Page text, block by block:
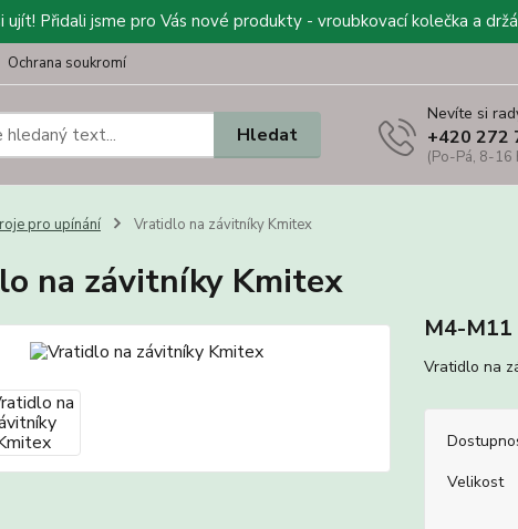
ujít! Přidali jsme pro Vás nové produkty - vroubkovací kolečka a
Ochrana soukromí
Hledat
Nevíte si
+420 272
(Po-Pá, 8-16
pro upínání Vratidlo na závitníky Kmitex
na závitníky Kmitex
M4-M11
Vratidlo na
Velikost